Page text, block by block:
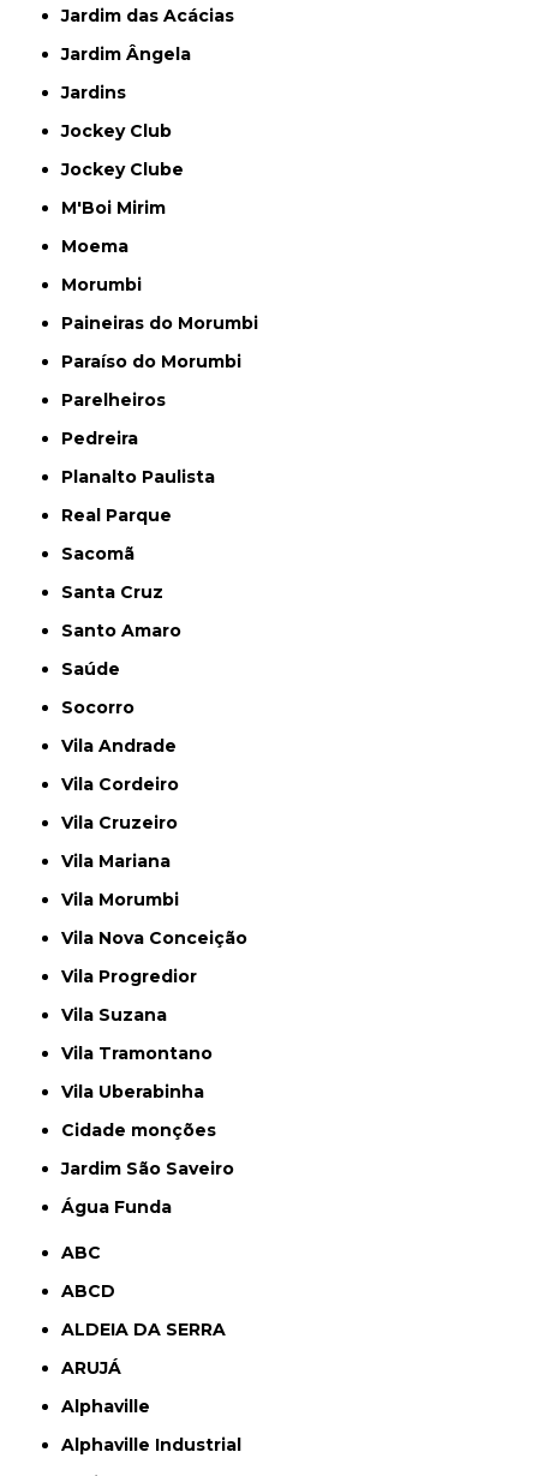
Jardim das Acácias
Jardim Ângela
Jardins
Jockey Club
Jockey Clube
M'Boi Mirim
Moema
Morumbi
Paineiras do Morumbi
Paraíso do Morumbi
Parelheiros
Pedreira
Planalto Paulista
Real Parque
Sacomã
Santa Cruz
Santo Amaro
Saúde
Socorro
Vila Andrade
Vila Cordeiro
Vila Cruzeiro
Vila Mariana
Vila Morumbi
Vila Nova Conceição
Vila Progredior
Vila Suzana
Vila Tramontano
Vila Uberabinha
cidade monções
jardim São Saveiro
Água Funda
ABC
ABCD
ALDEIA DA SERRA
ARUJÁ
Alphaville
Alphaville Industrial